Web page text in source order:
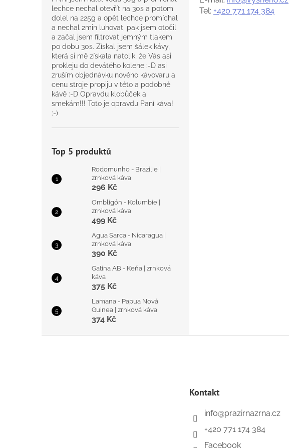
lechce nechal otevřít na 30s a potom
dolel na 225g a opět lechce promíchal
a nechal 2min luhovat, pak jsem otočil
a začal jsem filtrovat jemným tlakem
po dobu 30s. Získal jsem šálek kávy,
která si mě získala natolik, že Vás asi
prokleju do devátého kolene :-D asi
zruším objednávku nového kávovaru a
cenu stroje propiju v této a podobné
kávě :-D Opravdu klobůček a
smekám!!! Toto je opravdu Paní káva!
:-)
Top 5 produktů
Rodomunho - Brazílie |
zrnková káva
296 Kč
Ombligón - Kolumbie |
zrnková káva
499 Kč
Agua Sarca - Nicaragua |
zrnková káva
390 Kč
Gatina AB - Keňa | zrnková
káva
375 Kč
Lamana - Papua Nová
Guinea | zrnková káva
374 Kč
Tel: +420 771 174 384
Kontakt
info@prazirnazrna.cz
+420 771 174 384
Facebook